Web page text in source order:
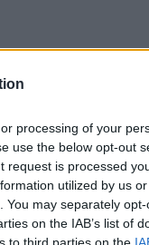
processing of your
use the below opt-out
request is processed
utilized by us
may separately
on the IAB’s list of
μέτρα
των
απώλεια
η
τη μετακίνηση των